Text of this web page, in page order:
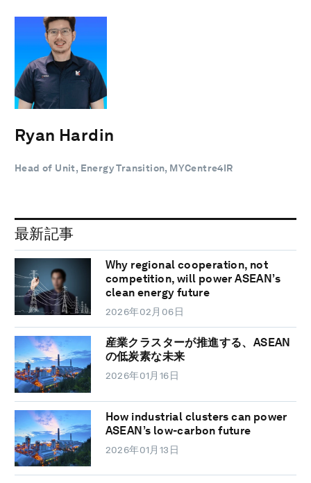
Ryan Hardin
Head of Unit, Energy Transition, MYCentre4IR
最新記事
Why regional cooperation, not
competition, will power ASEAN’s
clean energy future
2026年02月06日
産業クラスターが推進する、ASEAN
の低炭素な未来
2026年01月16日
How industrial clusters can power
ASEAN’s low-carbon future
2026年01月13日